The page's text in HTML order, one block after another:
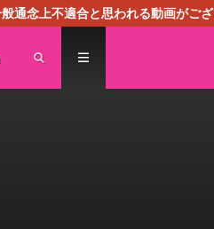
通念上不適合と思われる動画がござ